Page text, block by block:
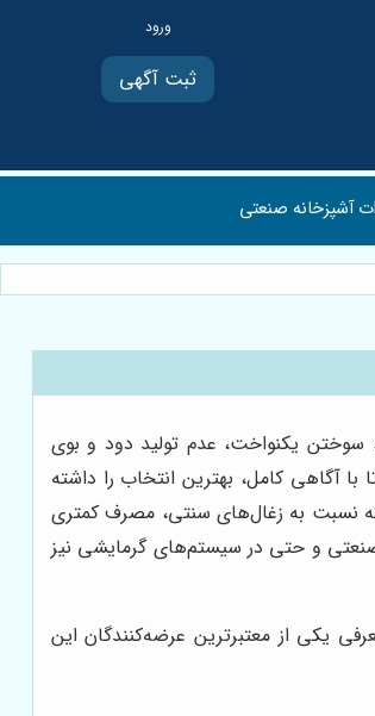
ثبت آگهی
آشپزخانه صنعتی
سوختن یکنواخت، عدم تولید دود و بوی
آگاهی کامل، بهترین انتخاب را داشته
که نسبت به زغال‌های سنتی، مصرف کمتری
صنعتی و حتی در سیستم‌های گرمایشی نیز
یکی از معتبرترین عرضه‌کنندگان این